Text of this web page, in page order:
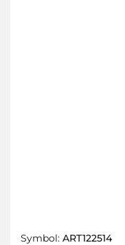
Symbol: ART122514